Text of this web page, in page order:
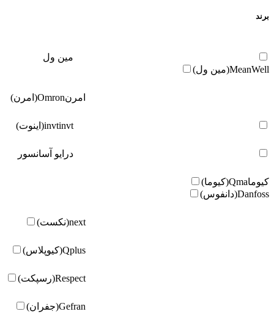
برند
مین ول
MeanWell(مین ول)
امرنOmron(امرن)
invtinvt(اینوت)
درایو آسانسور
کیوماQma(کیوما)
Danfoss(دانفوس)
next(نکست)
Qplus(کیوپلاس)
Respect(رسپکت)
Gefran(جفران)